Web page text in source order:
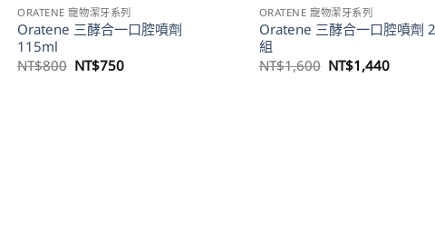
ORATENE 寵物潔牙系列
Oratene 三酵合一口腔噴劑
115ml
NT$800 原
NT$750目
ORATENE 寵物潔牙系列
Oratene 三酵合一口腔噴劑
組
NT$1,600 原
NT$1,440目